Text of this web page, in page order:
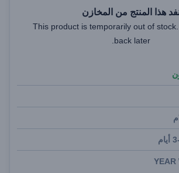
هذا المنتج من المخازن
This product is temporarily out of
back later.